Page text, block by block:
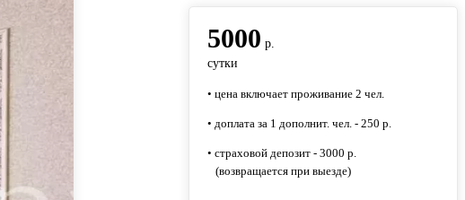
5000 р.
сутки
• цена включает проживание 2 чел.
• доплата за 1 дополнит. чел. - 250 р.
• страховой депозит - 3000 р.
(возвращается при выезде)